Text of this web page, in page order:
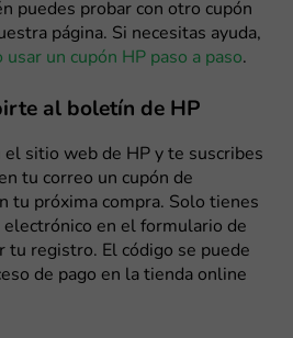
puedes probar con otro cupón
página. Si necesitas ayuda,
usar un cupón HP paso a paso.
al boletín de HP
el sitio web de HP y te suscribes
tu correo un cupón de
tu próxima compra. Solo tienes
en el formulario de
tu registro. El código se puede
de pago en la tienda online